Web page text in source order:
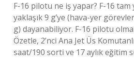
F-16 pilotu ne iş yapar? F-16
yaklaşık 9 g’ye (hava-yer
g) dayanabiliyor. F-16 pilotu
Özetle, 2’nci Ana Jet Üs
saat/190 sorti ve 17 aylık eğitim